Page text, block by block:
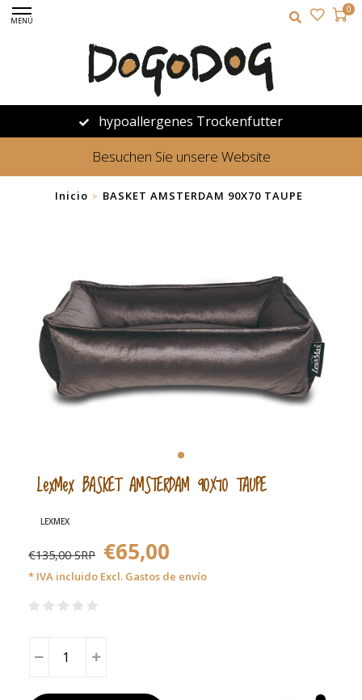
MENÚ
0
hypoallergenes Trockenfutter
Besuchen Sie unsere Website
Inicio > BASKET AMSTERDAM 90X70 TAUPE
LexMex BASKET AMSTERDAM 90X70 TAUPE
LEXMEX
€135,00 SRP €65,00
* IVA incluido Excl. Gastos de envío